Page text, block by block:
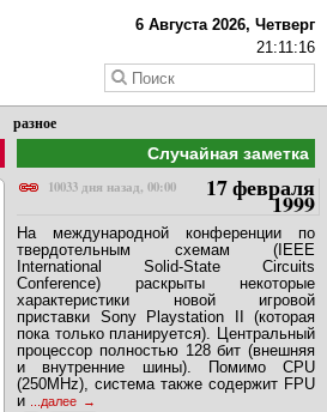
6 Августа 2026, Четверг
21:11:16
разное
Случайная заметка
10033 дня назад, 00:00
17 февраля
1999
На международной конференции по
твердотельным схемам (IEEE
International Solid-State Circuits
Conference) раскрыты некоторые
характеристики новой игровой
приставки Sony Playstation II (которая
пока только планируется). Центральный
процессор полностью 128 бит (внешняя
и внутренние шины). Помимо CPU
(250MHz), система также содержит FPU
и ...далее